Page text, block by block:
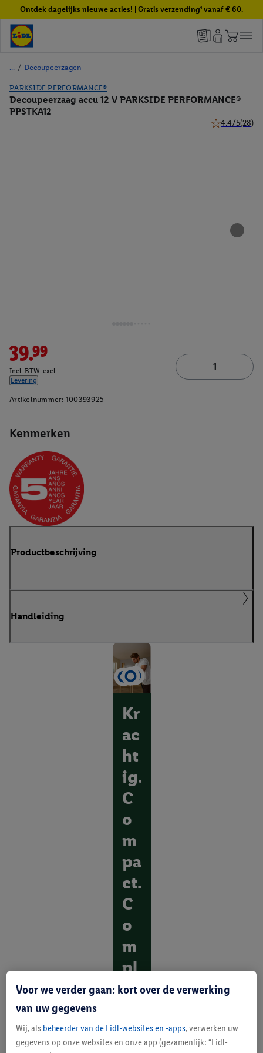
Ontdek dagelijks nieuwe acties! | Gratis verzending¹ vanaf € 60.
/ Decoupeerzagen
PARKSIDE PERFORMANCE®
Decoupeerzaag accu 12 V PARKSIDE PERFORMANCE®
PPSTKA12
4.4/5(28)
Kenmerken
39.99
Incl. BTW. excl.
Levering
Artikelnummer: 100393925
Productbeschrijving
Handleiding
Kr
ac
ht
ig.
C
o
m
pa
ct.
C
o
m
pl
ee
O
n
Voor we verder gaan: kort over de verwerking
van uw gegevens
Wij, als beheerder van de Lidl-websites en -apps, verwerken uw
gegevens op onze websites en onze app (gezamenlijk: “Lidl-